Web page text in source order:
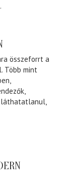
összeforrt a
Több mint
láthatatlanul,